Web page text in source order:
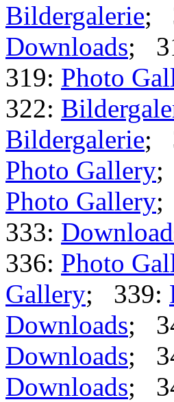
Bildergalerie;
Downloads;
319: Photo
322:
Bildergalerie;
Photo Gallery;
Photo Gallery;
333:
336: Photo
Gallery; 339:
Downloads;
Downloads;
Downloads;